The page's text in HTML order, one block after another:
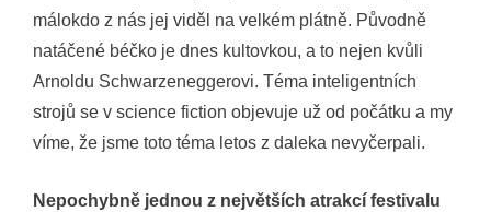
málokdo z nás jej viděl na velkém plátně. Původně
natáčené béčko je dnes kultovkou, a to nejen kvůli
Arnoldu Schwarzeneggerovi. Téma inteligentních
strojů se v science fiction objevuje už od počátku a my
víme, že jsme toto téma letos z daleka nevyčerpali.
Nepochybně jednou z největších atrakcí festivalu